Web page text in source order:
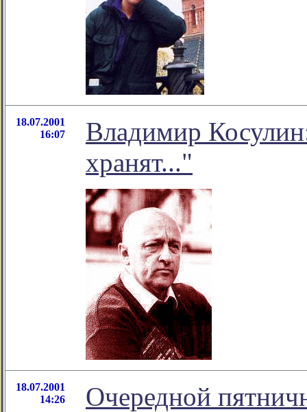
18.07.2001
16:07
Владимир
хранят..."
18.07.2001
14:26
Очередной